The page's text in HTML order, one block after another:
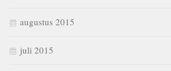
augustus 2015
juli 2015